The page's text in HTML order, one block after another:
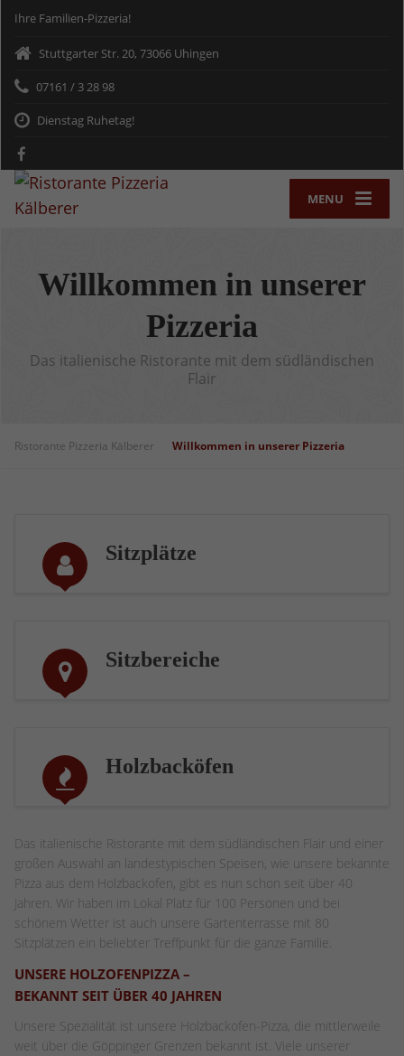
Ihre Familien-Pizzeria!
Stuttgarter Str. 20, 73066 Uhingen
07161 / 3 28 98
Dienstag Ruhetag!
MENU
Willkommen in unserer
Pizzeria
Das italienische Ristorante mit dem südländischen
Flair
Ristorante Pizzeria Kälberer Willkommen in unserer Pizzeria
Sitzplätze
Sitzbereiche
Holzbacköfen
Das italienische Ristorante mit dem südländischen Flair und einer
großen Auswahl an landestypischen Speisen, wie unsere bekannte
Pizza aus dem Holzbackofen, gibt es nun schon seit über 40
Jahren. Wir haben im Lokal Platz für 100 Personen und bei
schönem Wetter ist auch unsere Gartenterrasse mit 80
Sitzplätzen ein beliebter Treffpunkt für die ganze Familie.
UNSERE HOLZOFENPIZZA –
BEKANNT SEIT ÜBER 40 JAHREN
Unsere Spezialität ist unsere Holzbackofen-Pizza, die mittlerweile
weit über die Göppinger Grenzen bekannt ist. Viele unserer